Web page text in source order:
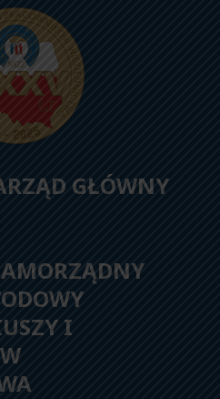
GŁÓWNY
I